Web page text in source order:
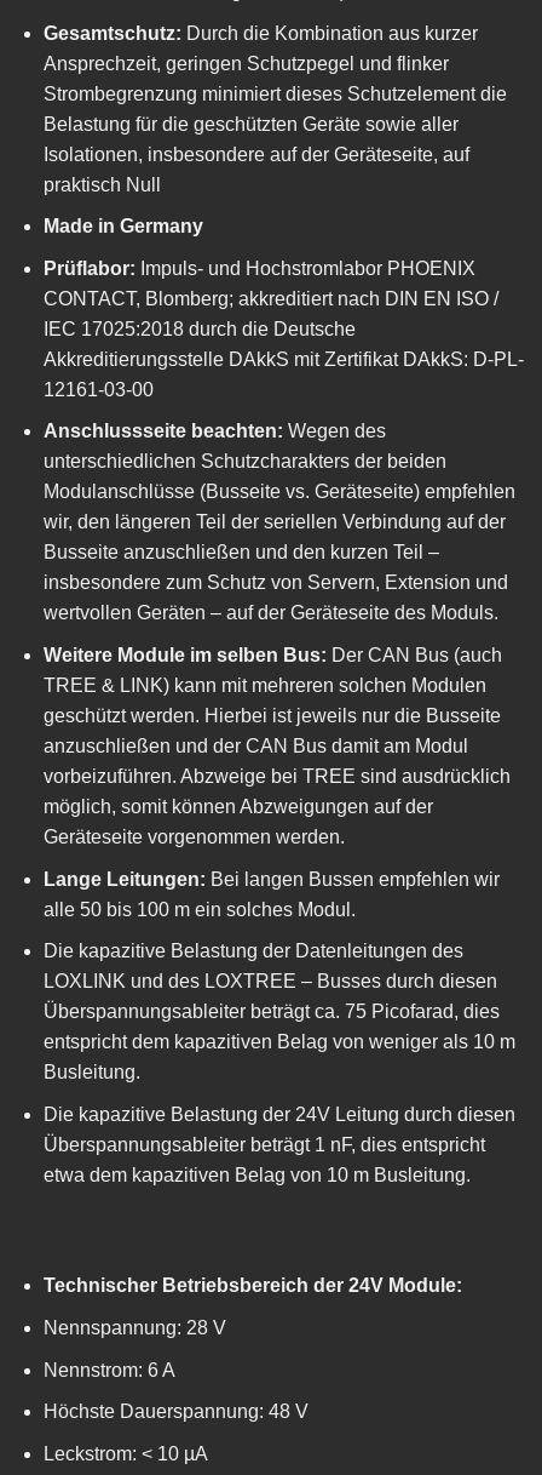
Gesamtschutz: Durch die Kombination aus kurzer
Ansprechzeit, geringen Schutzpegel und flinker
Strombegrenzung minimiert dieses Schutzelement die
Belastung für die geschützten Geräte sowie aller
Isolationen, insbesondere auf der Geräteseite, auf
praktisch Null
Made in Germany
Prüflabor: Impuls- und Hochstromlabor PHOENIX
CONTACT, Blomberg; akkreditiert nach DIN EN ISO /
IEC 17025:2018 durch die Deutsche
Akkreditierungsstelle DAkkS mit Zertifikat DAkkS: D-PL-
12161-03-00
Anschlussseite beachten: Wegen des
unterschiedlichen Schutzcharakters der beiden
Modulanschlüsse (Busseite vs. Geräteseite) empfehlen
wir, den längeren Teil der seriellen Verbindung auf der
Busseite anzuschließen und den kurzen Teil –
insbesondere zum Schutz von Servern, Extension und
wertvollen Geräten – auf der Geräteseite des Moduls.
Weitere Module im selben Bus: Der CAN Bus (auch
TREE & LINK) kann mit mehreren solchen Modulen
geschützt werden. Hierbei ist jeweils nur die Busseite
anzuschließen und der CAN Bus damit am Modul
vorbeizuführen. Abzweige bei TREE sind ausdrücklich
möglich, somit können Abzweigungen auf der
Geräteseite vorgenommen werden.
Lange Leitungen: Bei langen Bussen empfehlen wir
alle 50 bis 100 m ein solches Modul.
Die kapazitive Belastung der Datenleitungen des
LOXLINK und des LOXTREE – Busses durch diesen
Überspannungsableiter beträgt ca. 75 Picofarad, dies
entspricht dem kapazitiven Belag von weniger als 10 m
Busleitung.
Die kapazitive Belastung der 24V Leitung durch diesen
Überspannungsableiter beträgt 1 nF, dies entspricht
etwa dem kapazitiven Belag von 10 m Busleitung.
Technischer Betriebsbereich der 24V Module:
Nennspannung: 28 V
Nennstrom: 6 A
Höchste Dauerspannung: 48 V
Leckstrom: < 10 µA